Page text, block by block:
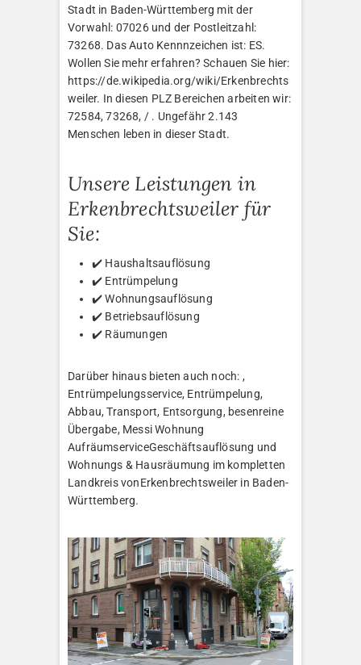
Stadt in Baden-Württemberg mit der
Vorwahl: 07026 und der Postleitzahl:
73268. Das Auto Kennnzeichen ist: ES.
Wollen Sie mehr erfahren? Schauen Sie hier:
https://de.wikipedia.org/wiki/Erkenbrechts
weiler. In diesen PLZ Bereichen arbeiten wir:
72584, 73268, / . Ungefähr 2.143
Menschen leben in dieser Stadt.
Unsere Leistungen in
Erkenbrechtsweiler für
Sie:
✔️ Haushaltsauflösung
✔️ Entrümpelung
✔️ Wohnungsauflösung
✔️ Betriebsauflösung
✔️ Räumungen
Darüber hinaus bieten auch noch: ,
Entrümpelungsservice, Entrümpelung,
Abbau, Transport, Entsorgung, besenreine
Übergabe, Messi Wohnung
AufräumserviceGeschäftsauflösung und
Wohnungs & Hausräumung im kompletten
Landkreis vonErkenbrechtsweiler in Baden-
Württemberg.